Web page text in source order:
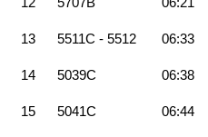
13 5511C - 5512 06:33
14 5039C 06:38
15 5041C 06:44